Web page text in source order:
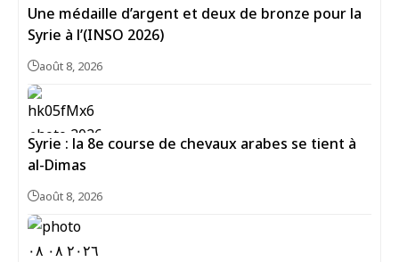
Une médaille d’argent et deux de bronze pour la
Syrie à l’(INSO 2026)
août 8, 2026
Syrie : la 8e course de chevaux arabes se tient à
al-Dimas
août 8, 2026